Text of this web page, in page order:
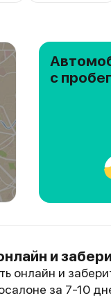
с
и
онлайн и
за 7-10